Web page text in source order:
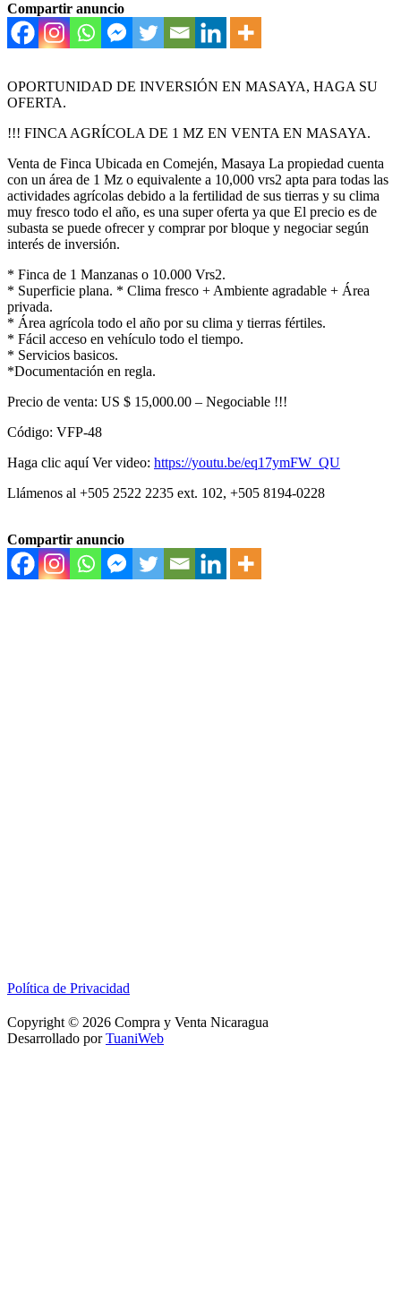
Compartir anuncio
OPORTUNIDAD DE INVERSIÓN EN MASAYA, HAGA SU
OFERTA.
!!! FINCA AGRÍCOLA DE 1 MZ EN VENTA EN MASAYA.
Venta de Finca Ubicada en Comején, Masaya La propiedad cuenta
con un área de 1 Mz o equivalente a 10,000 vrs2 apta para todas las
actividades agrícolas debido a la fertilidad de sus tierras y su clima
muy fresco todo el año, es una super oferta ya que El precio es de
subasta se puede ofrecer y comprar por bloque y negociar según
interés de inversión.
* Finca de 1 Manzanas o 10.000 Vrs2.
* Superficie plana. * Clima fresco + Ambiente agradable + Área
privada.
* Área agrícola todo el año por su clima y tierras fértiles.
* Fácil acceso en vehículo todo el tiempo.
* Servicios basicos.
*Documentación en regla.
Precio de venta: US $ 15,000.00 – Negociable !!!
Código: VFP-48
Haga clic aquí Ver video: https://youtu.be/eq17ymFW_QU
Llámenos al +505 2522 2235 ext. 102, +505 8194-0228
Compartir anuncio
Política de Privacidad
Copyright © 2026 Compra y Venta Nicaragua
Desarrollado porTuaniWeb